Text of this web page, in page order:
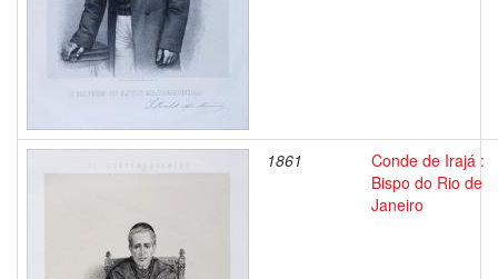
1861
Conde de Irajá :
Bispo do Rio de
Janeiro